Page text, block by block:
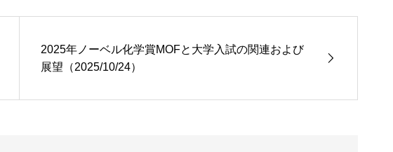
2025年ノーベル化学賞MOFと大学入試の関連および
展望（2025/10/24）